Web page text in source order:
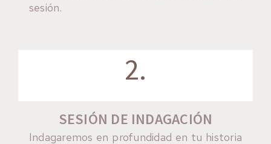
sesión.
2.
SESIÓN DE INDAGACIÓN
Indagaremos en profundidad en tu historia